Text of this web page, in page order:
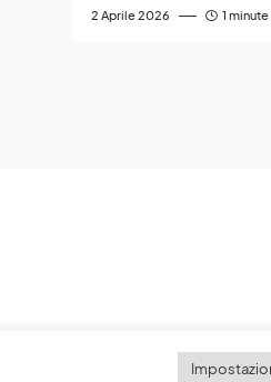
2 Aprile 2026 1